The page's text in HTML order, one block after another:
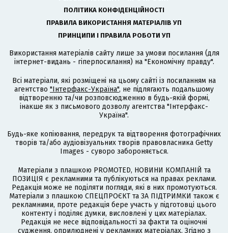
ПОЛІТИКА КОНФІДЕНЦІЙНОСТІ
ПРАВИЛА ВИКОРИСТАННЯ МАТЕРІАЛІВ УП
ПРИНЦИПИ І ПРАВИЛА РОБОТИ УП
Використання матеріалів сайту лише за умови посилання (для
інтернет-видань - гіперпосилання) на "Економічну правду".
Всі матеріали, які розміщені на цьому сайті із посиланням на
агентство "Інтерфакс-Україна", не підлягають подальшому
відтворенню та/чи розповсюдженню в будь-якій формі,
інакше як з письмового дозволу агентства "Інтерфакс-
Україна".
Будь-яке копіювання, передрук та відтворення фотографічних
творів та/або аудіовізуальних творів правовласника Getty
Images - суворо забороняється.
Матеріали з плашкою PROMOTED, НОВИНИ КОМПАНІЙ та
ПОЗИЦІЯ є рекламними та публікуються на правах реклами.
Редакція може не поділяти погляди, які в них промотуються.
Матеріали з плашкою СПЕЦПРОЄКТ та ЗА ПІДТРИМКИ також є
рекламними, проте редакція бере участь у підготовці цього
контенту і поділяє думки, висловлені у цих матеріалах.
Редакція не несе відповідальності за факти та оціночні
судження, оприлюднені у рекламних матеріалах. Згідно з